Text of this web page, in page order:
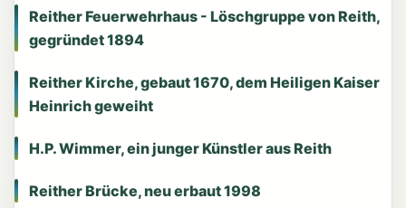
Reither Feuerwehrhaus - Löschgruppe von Reith,
gegründet 1894
Reither Kirche, gebaut 1670, dem Heiligen Kaiser
Heinrich geweiht
H.P. Wimmer, ein junger Künstler aus Reith
Reither Brücke, neu erbaut 1998